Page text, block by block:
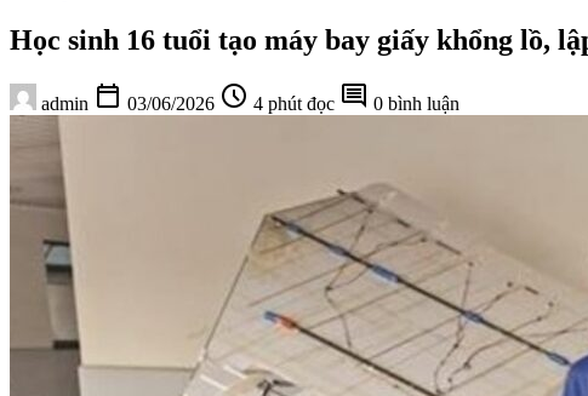
Học sinh 16 tuổi tạo máy bay giấy khổng lồ,
admin calendar_today 03/06/2026 schedule 4 phút đọc comment 0 bình luận